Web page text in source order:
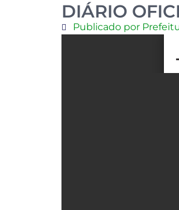
DIÁRIO
Publicado por